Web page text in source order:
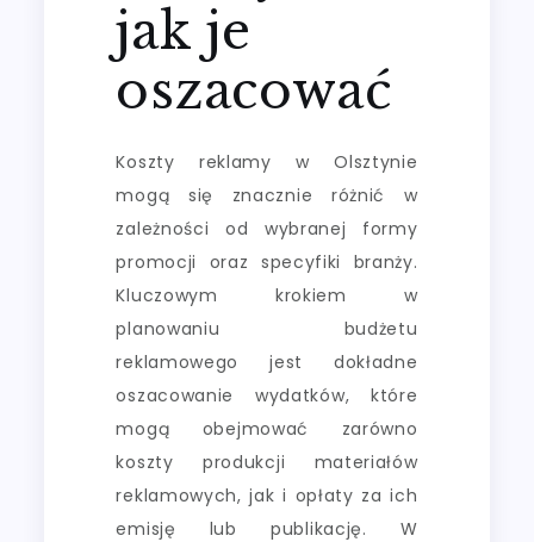
jak je
oszacować
Koszty reklamy w Olsztynie
mogą się znacznie różnić w
zależności od wybranej formy
promocji oraz specyfiki branży.
Kluczowym krokiem w
planowaniu budżetu
reklamowego jest dokładne
oszacowanie wydatków, które
mogą obejmować zarówno
koszty produkcji materiałów
reklamowych, jak i opłaty za ich
emisję lub publikację. W